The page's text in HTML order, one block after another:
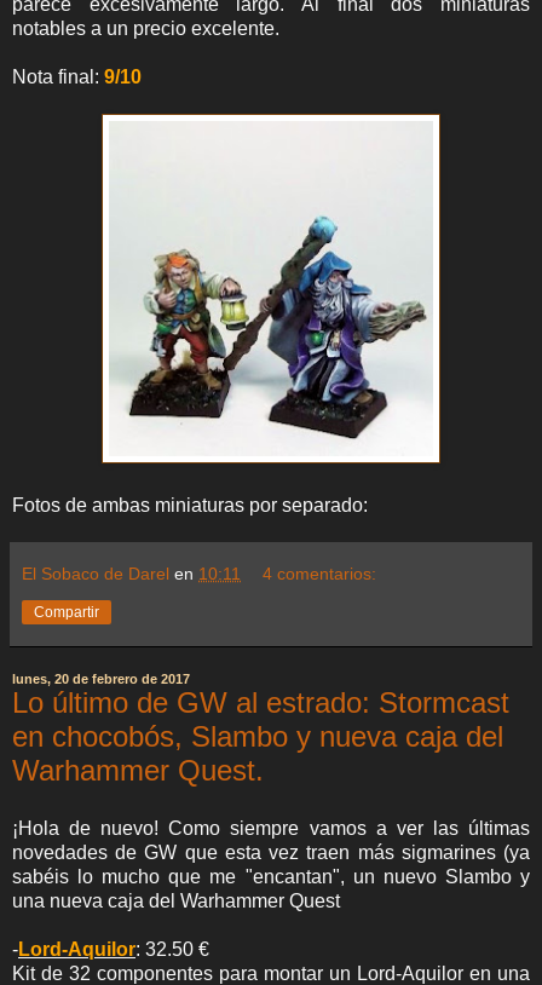
parece excesivamente largo. Al final dos miniaturas
notables a un precio excelente.
Nota final: 9/10
Fotos de ambas miniaturas por separado:
El Sobaco de Darel en 10:11 4 comentarios:
Compartir
lunes, 20 de febrero de 2017
Lo último de GW al estrado: Stormcast
en chocobós, Slambo y nueva caja del
Warhammer Quest.
¡Hola de nuevo! Como siempre vamos a ver las últimas
novedades de GW que esta vez traen más sigmarines (ya
sabéis lo mucho que me "encantan", un nuevo Slambo y
una nueva caja del Warhammer Quest
-Lord-Aquilor: 32.50 €
Kit de 32 componentes para montar un Lord-Aquilor en una